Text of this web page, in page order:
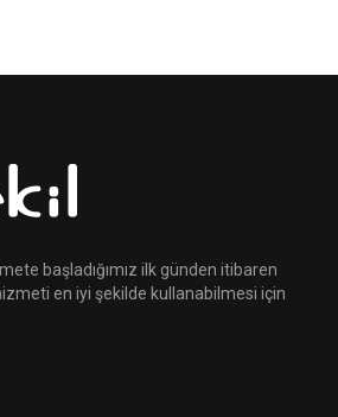
başladığımız ilk günden itibaren
en iyi şekilde kullanabilmesi için